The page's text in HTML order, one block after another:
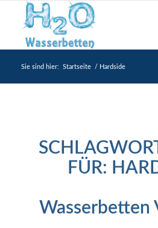
Sie sind hier: Startseite / Hardside
FÜR:
Wasserbetten